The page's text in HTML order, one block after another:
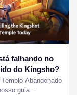
falhando no
do Kingsho?
Abandonado
guia